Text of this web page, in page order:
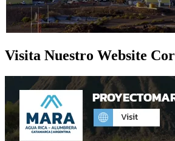
Visita Nuestro Website